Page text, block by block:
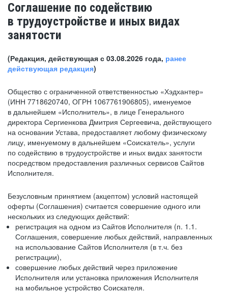
Соглашение по содействию
в трудоустройстве и иных видах
занятости
(Редакция, действующая с 03.08.2026 года, ранее
действующая редакция)
Общество с ограниченной ответственностью «Хэдхантер»
(ИНН 7718620740, ОГРН 1067761906805), именуемое
в дальнейшем «Исполнитель», в лице Генерального
директора Сергиенкова Дмитрия Сергеевича, действующего
на основании Устава, предоставляет любому физическому
лицу, именуемому в дальнейшем «Соискатель», услуги
по содействию в трудоустройстве и иных видах занятости
посредством предоставления различных сервисов Сайтов
Исполнителя.
Безусловным принятием (акцептом) условий настоящей
оферты (Соглашения) считается совершение одного или
нескольких из следующих действий:
регистрация на одном из Сайтов Исполнителя (п. 1.1.
Соглашения, совершение любых действий, направленных
на использование Сайтов Исполнителя (в т.ч. без
регистрации),
совершение любых действий через приложение
Исполнителя или установка приложения Исполнителя
на мобильное устройство Соискателя.